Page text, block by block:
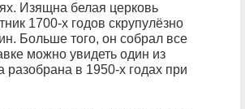
Изящна белая церковь
1700-х годов скрупулёзно
Больше того, он собрал все
можно увидеть один из
в 1950-х годах при